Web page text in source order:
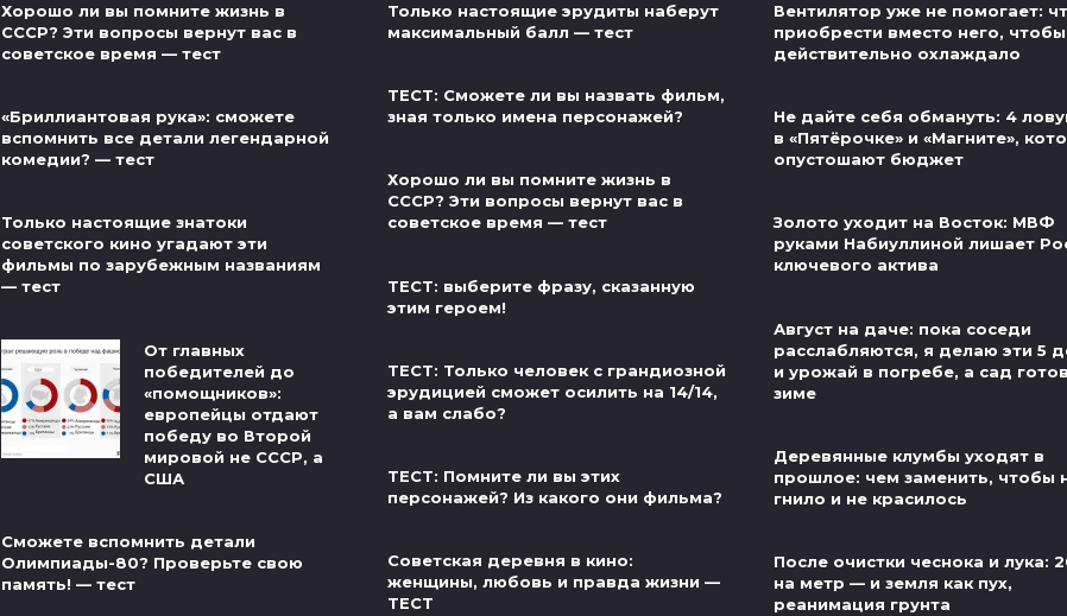
Хорошо ли вы помните жизнь в
СССР? Эти вопросы вернут вас в
советское время — тест
«Бриллиантовая рука»: сможете
вспомнить все детали легендарной
комедии? — тест
Только настоящие знатоки
советского кино угадают эти
фильмы по зарубежным названиям
— тест
От главных
победителей до
«помощников»:
европейцы отдают
победу во Второй
мировой не СССР, а
США
Сможете вспомнить детали
Олимпиады-80? Проверьте свою
память! — тест
Только настоящие эрудиты наберут
максимальный балл — тест
ТЕСТ: Сможете ли вы назвать фильм,
зная только имена персонажей?
Хорошо ли вы помните жизнь в
СССР? Эти вопросы вернут вас в
советское время — тест
ТЕСТ: выберите фразу, сказанную
этим героем!
ТЕСТ: Только человек с грандиозной
эрудицией сможет осилить на 14/14,
а вам слабо?
ТЕСТ: Помните ли вы этих
персонажей? Из какого они фильма?
Советская деревня в кино:
женщины, любовь и правда жизни —
ТЕСТ
Вентилятор уже не помогает:
приобрести вместо него, чтобы
действительно охлаждало
Не дайте себя обмануть: 4
в «Пятёрочке» и «Магните»,
опустошают бюджет
Золото уходит на Восток: МВФ
руками Набиуллиной лишает
ключевого актива
Август на даче: пока соседи
расслабляются, я делаю эти 5
и урожай в погребе, а сад
зиме
Деревянные клумбы уходят в
прошлое: чем заменить, чтобы
гнило и не красилось
После очистки чеснока и лука:
на метр — и земля как пух,
реанимация грунта